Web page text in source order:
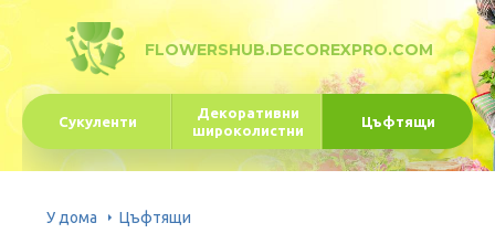
FLOWERSHUB.DECOREXPRO.COM
Сукуленти
Декоративни
широколистни
Цъфтящи
У дома Цъфтящи